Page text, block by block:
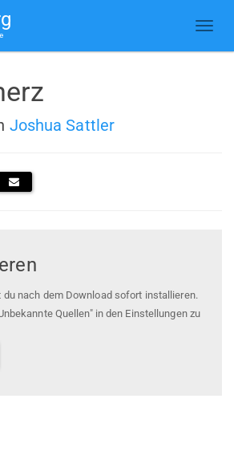
Joshua Sattler
du nach dem Download sofort installieren.
Quellen" in den Einstellungen zu